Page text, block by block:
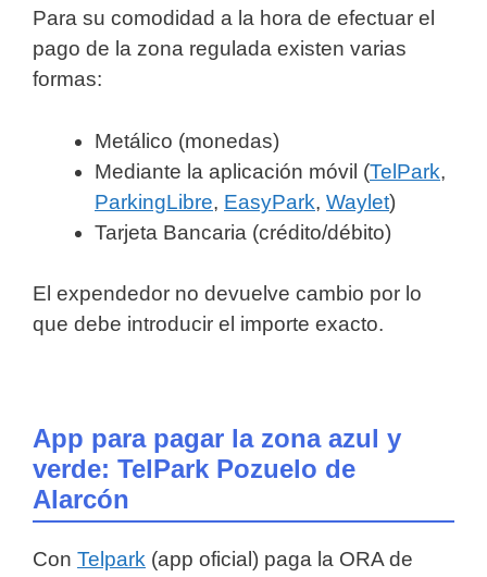
Para su comodidad a la hora de efectuar el
pago de la zona regulada existen varias
formas:
Metálico (monedas)
Mediante la aplicación móvil (TelPark,
ParkingLibre, EasyPark, Waylet)
Tarjeta Bancaria (crédito/débito)
El expendedor no devuelve cambio por lo
que debe introducir el importe exacto.
App para pagar la zona azul y
verde: TelPark Pozuelo de
Alarcón
Con Telpark (app oficial) paga la ORA de